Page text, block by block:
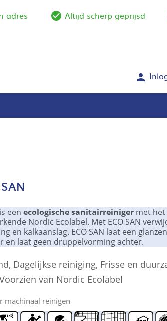
adres check_circle_outline
Altijd scherp geprijsd
person
een ecologische sanitairreinigermet het
Nordic Ecolabel. Met ECO SAN
en kalkaanslag. ECO SAN laat een
en laat geen druppelvorming achter.
Dagelijkse reiniging, Frisse en
van Nordic Ecolabel
machinaal reinigen